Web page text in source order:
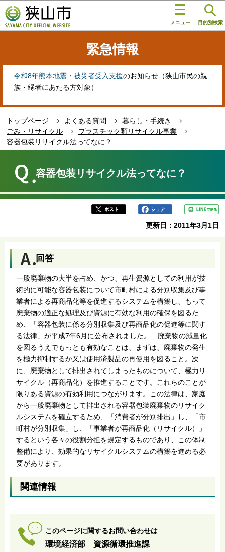
の
ペ
す
メニュー 目的別検索
緊急情報
令和8年熊本地震・被災者受入支援のお知らせ（狭山市民の親
族・縁者にあたる方対象）
トップページ よくある質問
暮らし・手続き
ごみ・リサイクル
プラスチック類リサイクル事業
容器包装リサイクル法ってなに？
か
容器包装リサイクル法ってなに？
更新日：2011年3月1日
回答
一般廃棄物の大半を占め、かつ、再生資源としての利用が技
術的に可能な容器包装について市町村による分別収集及び事
業者による再商品化等を促進するシステムを構築し、もって
廃棄物の適正な処理及び資源に有効な利用の確保を図るた
め、「容器包装に係る分別収集及び再商品化の促進等に関す
る法律」が平成7年6月に公布されました。 廃棄物の減量化
を図るうえでもっとも有効なことは、まずは、廃棄物の発生
を極力抑制するか又は使用済製品の再使用を図ること。次
に、廃棄物として排出されてしまったものについて、極力リ
サイクル（再商品化）を推進することです。これらのことが
限りある資源の有効利用につながります。この法律は、家庭
から一般廃棄物として排出される容器包装廃棄物のリサイク
ルシステムを確立するため、「消費者が分別排出」し、「市
町村が分別収集」し、「事業者が再商品化（リサイクル）」
するという各々の役割分担を規定するものであり、この体制
整備により、効果的なリサイクルシステムの構築を進める必
要があります。
関連情報
このページに関するお問い合わせは
環境経済部 資源循環推進課